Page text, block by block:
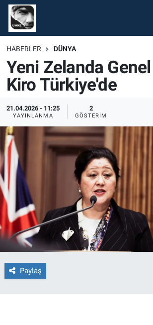
HABERLER DÜNYA
Yeni Zelanda
Kiro Türkiye'de
21.04.2026 - 11:25
YAYINLANMA
2
GÖSTERIM
Paylaş
Gündem
Ekonomi
Spor
Magazin
Tüm Haberler
Künye
Nöbetçi Eczaneler
Hava Durumu
Namaz Vakitleri
Trafik Durumu
Süper Lig Puan Durumu ve
Tüm Manşetler
Son Dakika Haberleri
Haber Arşivi